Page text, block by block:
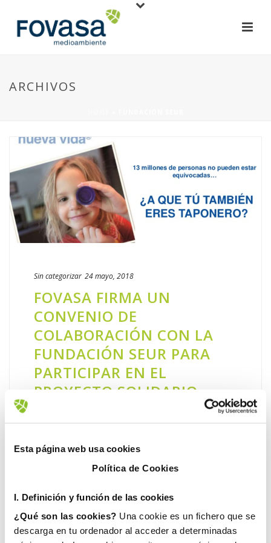
Esta página web usa cookies
Política de Cookies
I. Definición y función de las cookies
¿Qué son las cookies? Una cookie es un fichero que se
descarga en tu ordenador al acceder a determinadas
ARCHIVOS
Sin categorizar 24 mayo, 2018
FOVASA FIRMA UN
CONVENIO DE
COLABORACIÓN CON LA
FUNDACIÓN SEUR PARA
PARTICIPAR EN EL
PROYECTO SOLIDARIO
NUEVA VIDA’
FOVASA se suma a la iniciativa ‘Tapones
para una nueva vida’. Un proyecto solidario
niñas con problemas de salud que necesitan
un tratamiento o una [...]